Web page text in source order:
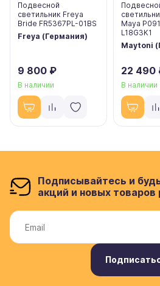
Подвесной
светильник Freya
Bride FR5367PL-01BS
Freya (Германия)
9 800 ₽
В наличии
Maya
L18G3K1
Maytoni
22 490
В наличии
Подписывайтесь и
акций и новых